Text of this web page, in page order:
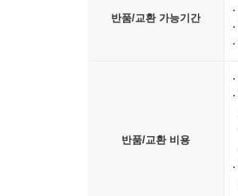
반품/교환 가능기간
반품/교환 비용